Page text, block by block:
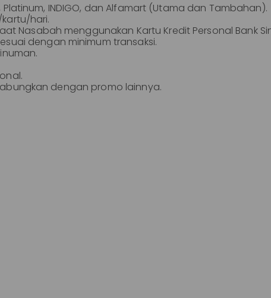
INDIGO, dan Alfamart (Utama dan Tambahan).
hari.
Nasabah menggunakan Kartu Kredit Personal Bank
dengan minimum transaksi.
dengan promo lainnya.